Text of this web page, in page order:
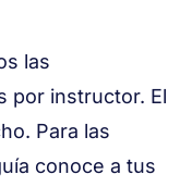
las
por instructor. El
Para las
conoce a tus